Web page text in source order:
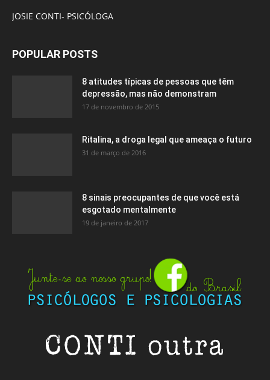
JOSIE CONTI- PSICÓLOGA
POPULAR POSTS
8 atitudes típicas de pessoas que têm
depressão, mas não demonstram
17 de novembro de 2015
Ritalina, a droga legal que ameaça o futuro
31 de março de 2016
8 sinais preocupantes de que você está
esgotado mentalmente
19 de janeiro de 2017